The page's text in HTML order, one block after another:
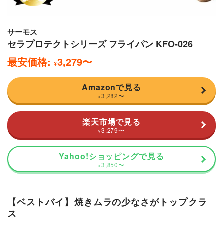
サーモス
セラプロテクトシリーズ フライパン KFO-026
最安価格: ¥3,279〜
Amazonで見る
¥ 3,282〜
楽天市場で見る
¥ 3,279〜
Yahoo!ショッピングで見る
¥ 3,850〜
【ベストバイ】焼きムラの少なさがトップクラ
ス